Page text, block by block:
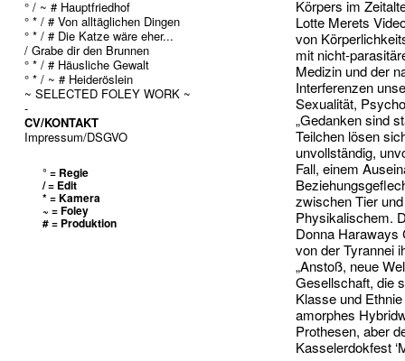
° / ~ # Hauptfriedhof
° * / # Von alltäglichen Dingen
° * / # Die Katze wäre eher...
/ Grabe dir den Brunnen
° * / # Häusliche Gewalt
° * / ~ # Heideröslein
~ SELECTED FOLEY WORK ~
-
CV/KONTAKT
Impressum/DSGVO
° = Regie
/ = Edit
* = Kamera
~ = Foley
# = Produktion
Körpers im
Lotte Merets
von
mit nicht-
Medizin und der
Interferenzen
Sexualität,
„Gedanken sind
Teilchen lösen
unvollständig,
Fall, einem
zwischen Tier
Physikalischem.
Donna Haraways
von der Tyrannei
„Anstoß, neue
Gesellschaft, die
Klasse und
amorphes
Prothesen, aber
Kasselerdokfest